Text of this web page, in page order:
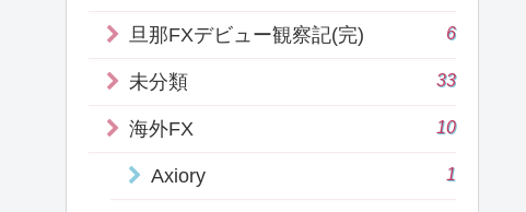
旦那FXデビュー観察記(完) 6
未分類 33
海外FX 10
Axiory 1